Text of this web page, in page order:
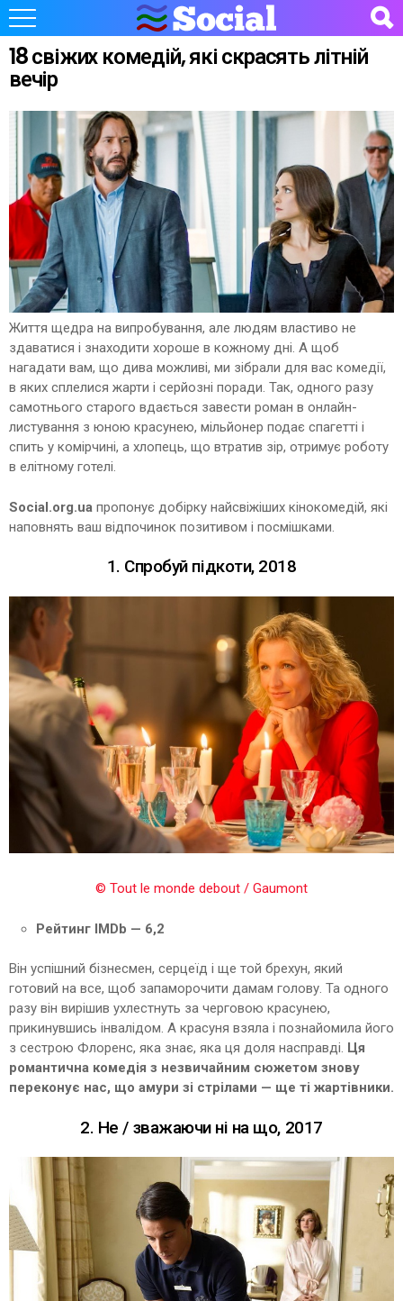
18 свіжих комедій, які скрасять літній
вечір
Життя щедра на випробування, але людям властиво не
здаватися і знаходити хороше в кожному дні. А щоб
нагадати вам, що дива можливі, ми зібрали для вас комедії,
в яких сплелися жарти і серйозні поради. Так, одного разу
самотнього старого вдається завести роман в онлайн-
листування з юною красунею, мільйонер подає спагетті і
спить у комірчині, а хлопець, що втратив зір, отримує роботу
в елітному готелі.
Social.org.ua пропонує добірку найсвіжіших кінокомедій, які
наповнять ваш відпочинок позитивом і посмішками.
1. Спробуй підкоти, 2018
© Tout le monde debout / Gaumont
Рейтинг IMDb — 6,2
Він успішний бізнесмен, серцеїд і ще той брехун, який
готовий на все, щоб запаморочити дамам голову. Та одного
разу він вирішив ухлестнуть за черговою красунею,
прикинувшись інвалідом. А красуня взяла і познайомила його
з сестрою Флоренс, яка знає, яка ця доля насправді. Ця
романтична комедія з незвичайним сюжетом знову
переконує нас, що амури зі стрілами — ще ті жартівники.
2. Не / зважаючи ні на що, 2017